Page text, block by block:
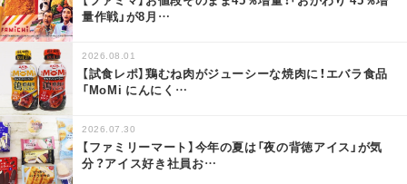
量作戦」が8月 …
2026.08.01
【試食レポ】鶏むね肉がジューシーな焼肉に！エバラ食品
「MoMi にんにく …
2026.07.30
【ファミリーマート】今年の夏は「夜の背徳アイス」が気
分？アイス好き社員お…